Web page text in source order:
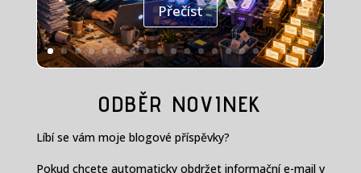
Přečíst
ODBĚR NOVINEK
Líbí se vám moje blogové příspěvky?
Pokud chcete automaticky obdržet informační e-mail v